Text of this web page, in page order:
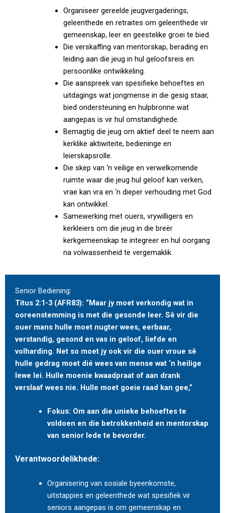
Organiseer gereelde jeugvergaderings,
geleenthede en retraites om geleenthede vir
gemeenskap, leer en geestelike groei te bied.
Die verskaffing van mentorskap, berading en
leiding aan die jeug in hul geloofsreis en
persoonlike ontwikkeling.
Die aanspreek van spesifieke behoeftes en
uitdagings wat jongmense in die gesig staar,
bied ondersteuning en hulpbronne wat
aangepas is vir hul omstandighede.
Bemagtig die jeug om aktief deel te neem aan
kerklike aktiwiteite, bedieninge en
leierskapsrolle.
Die skep van ‘n veilige en verwelkomende
ruimte waar die jeug hul geloof kan verken,
vrae kan vra en ‘n dieper verhouding met God
kan ontwikkel.
Samewerking met ouers, vrywilligers en
kerkleiers om die jeug in die breër
kerkgemeenskap te integreer en hul oorgang
na volwassenheid te vergemaklik.
Senior Bediening:
Titus 2:1-3 (AFR83): “Maar jy moet verkondig wat in
ooreenstemming is met die gesonde leer. Sê vir die
ouer mans hulle moet nugter wees, eerbaar,
verstandig, gesond en vas in geloof, liefde en
volharding. Net so moet jy ook vir die ouer vroue sê
hulle gedrag moet dié wees van mense wat ‘n heilige
lewe lei. Hulle moenie kwaadpraat of aan drank
verslaaf wees nie. Hulle moet goeie raad kan gee,”
Fokus: Om aan die unieke behoeftes te
voldoen en die betrokkenheid en mentorskap
van senior lede te bevorder.
Verantwoordelikhede:
Organisering van sosiale byeenkomste,
uitstappies en geleenthede wat spesifiek vir
seniors aangepas is om gemeenskap en